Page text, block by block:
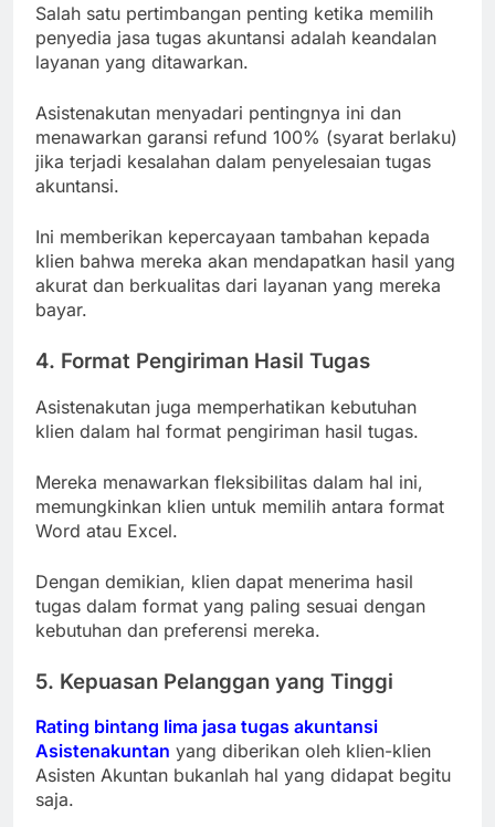
Salah satu pertimbangan penting ketika memilih
penyedia jasa tugas akuntansi adalah keandalan
layanan yang ditawarkan.
Asistenakutan menyadari pentingnya ini dan
menawarkan garansi refund 100% (syarat berlaku)
jika terjadi kesalahan dalam penyelesaian tugas
akuntansi.
Ini memberikan kepercayaan tambahan kepada
klien bahwa mereka akan mendapatkan hasil yang
akurat dan berkualitas dari layanan yang mereka
bayar.
4. Format Pengiriman Hasil Tugas
Asistenakutan juga memperhatikan kebutuhan
klien dalam hal format pengiriman hasil tugas.
Mereka menawarkan fleksibilitas dalam hal ini,
memungkinkan klien untuk memilih antara format
Word atau Excel.
Dengan demikian, klien dapat menerima hasil
tugas dalam format yang paling sesuai dengan
kebutuhan dan preferensi mereka.
5. Kepuasan Pelanggan yang Tinggi
Rating bintang lima jasa tugas akuntansi
Asistenakuntan yang diberikan oleh klien-klien
Asisten Akuntan bukanlah hal yang didapat begitu
saja.